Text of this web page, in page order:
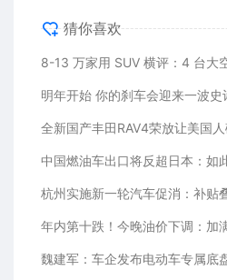
猜你喜欢